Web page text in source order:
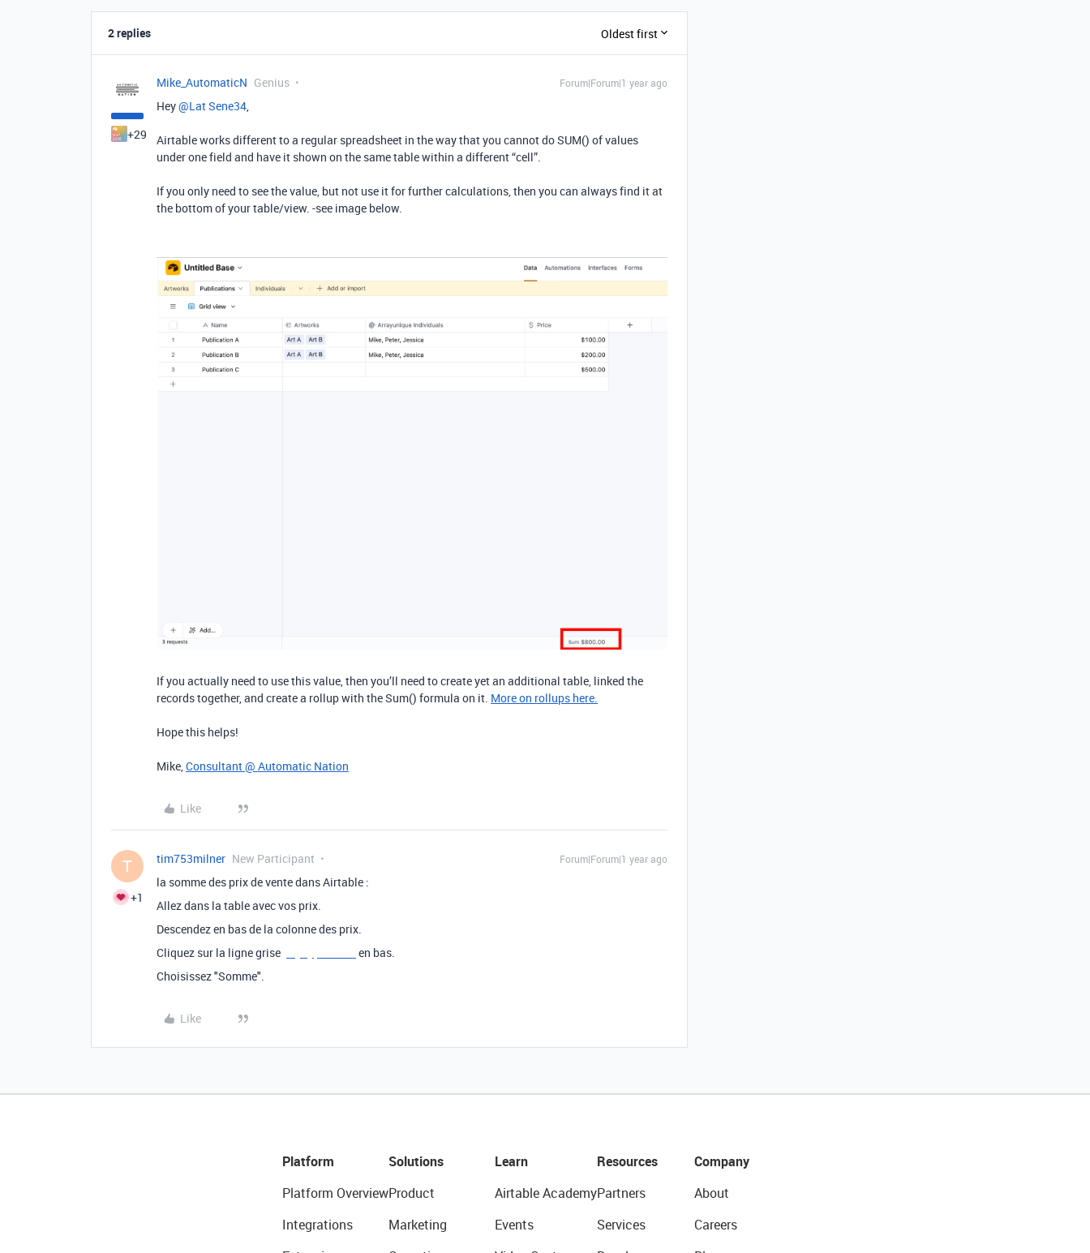
2 replies Oldest first
+29
Mike_AutomaticN Genius Forum|Forum|1 year ago
Hey ​@Lat Sene34,
Airtable works different to a regular spreadsheet in the way that you cannot do SUM() of values
under one field and have it shown on the same table within a different “cell”.
If you only need to see the value, but not use it for further calculations, then you can always find it at
the bottom of your table/view. -see image below.
If you actually need to use this value, then you’ll need to create yet an additional table, linked the
records together, and create a rollup with the Sum() formula on it. More on rollups here.
Hope this helps!
Mike,Consultant @ Automatic Nation
Like
T
+1
tim753milner New Participant Forum|Forum|1 year ago
la somme des prix de vente dans Airtable :
Allez dans la table avec vos prix.
Descendez en bas de la colonne des prix.
Cliquez sur la ligne grise
en bas.
Choisissez "Somme".
Like
Platform
Platform Overview
Integrations
Solutions
Product
Marketing
Learn
Airtable Academy
Events
Resources
Partners
Services
Company
About
Careers